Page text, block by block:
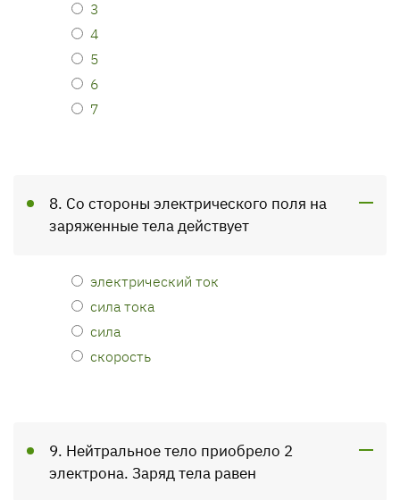
3
4
5
6
7
8. Со стороны электрического поля на
заряженные тела действует
электрический ток
сила тока
сила
скорость
9. Нейтральное тело приобрело 2
электрона. Заряд тела равен